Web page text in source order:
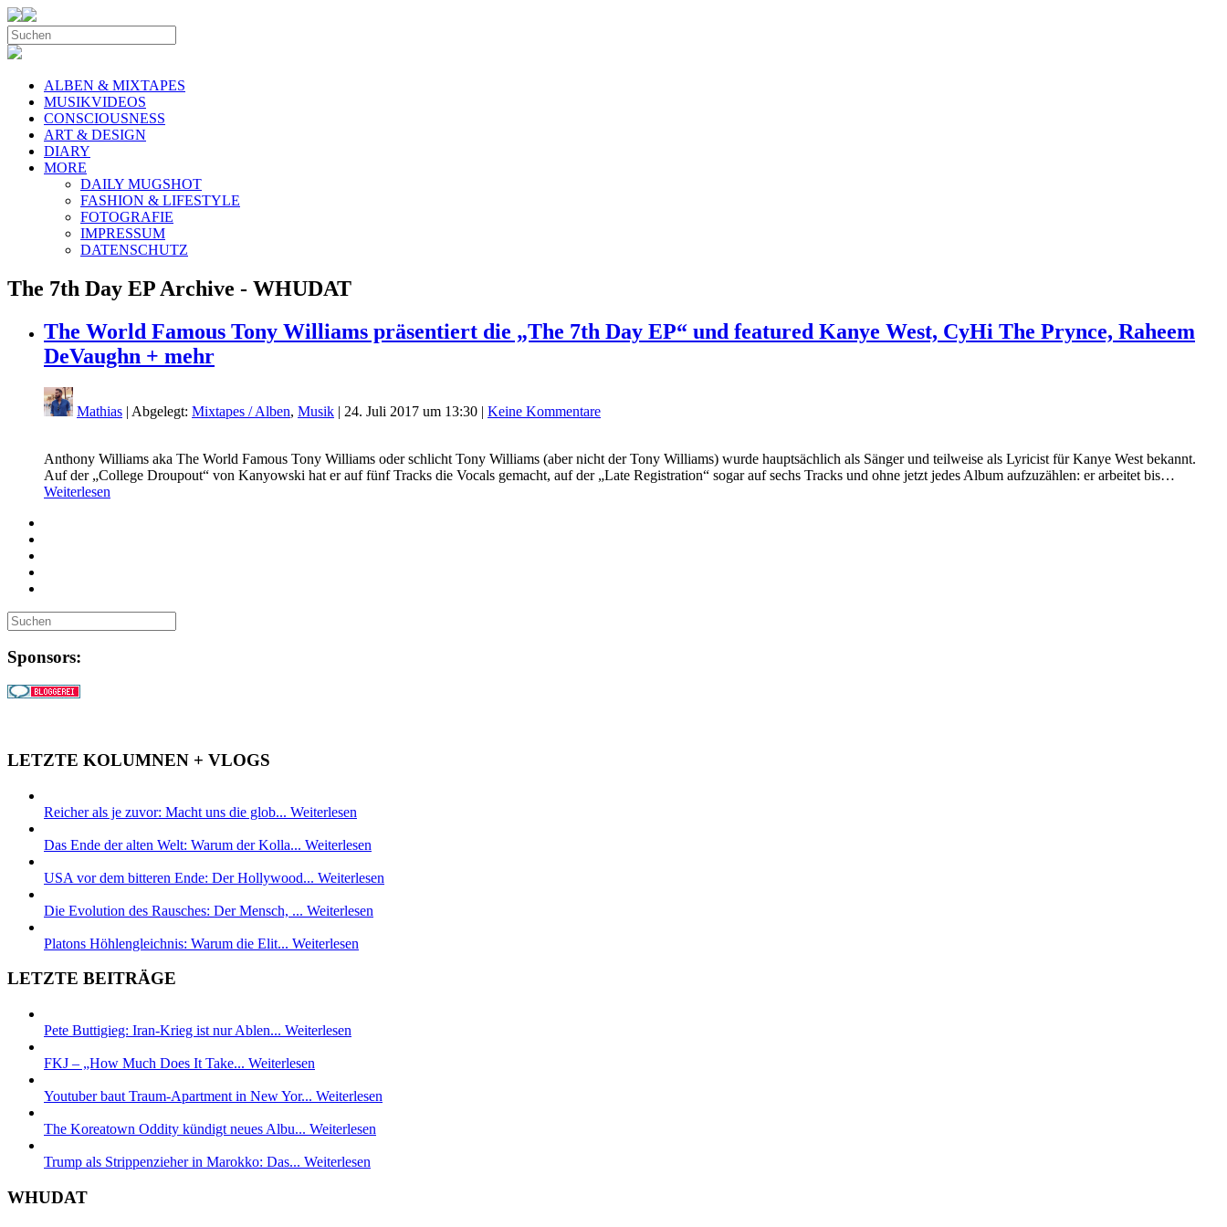
ALBEN & MIXTAPES
MUSIKVIDEOS
CONSCIOUSNESS
ART & DESIGN
DIARY
MORE
DAILY MUGSHOT
FASHION & LIFESTYLE
FOTOGRAFIE
IMPRESSUM
DATENSCHUTZ
The 7th Day EP Archive - WHUDAT
The World Famous Tony Williams präsentiert die „The 7th Day EP“ und featured Kanye West, CyHi The Prynce, Raheem
DeVaughn + mehr
Mathias | Abgelegt: Mixtapes / Alben, Musik | 24. Juli 2017 um 13:30 | Keine Kommentare
Anthony Williams aka The World Famous Tony Williams oder schlicht Tony Williams (aber nicht der Tony Williams) wurde hauptsächlich als Sänger und teilweise als Lyricist für Kanye West bekannt.
Auf der „College Droupout“ von Kanyowski hat er auf fünf Tracks die Vocals gemacht, auf der „Late Registration“ sogar auf sechs Tracks und ohne jetzt jedes Album aufzuzählen: er arbeitet bis…
Weiterlesen
Sponsors:
LETZTE KOLUMNEN + VLOGS
Reicher als je zuvor: Macht uns die glob... Weiterlesen
Das Ende der alten Welt: Warum der Kolla... Weiterlesen
USA vor dem bitteren Ende: Der Hollywood... Weiterlesen
Die Evolution des Rausches: Der Mensch, ... Weiterlesen
Platons Höhlengleichnis: Warum die Elit... Weiterlesen
LETZTE BEITRÄGE
Pete Buttigieg: Iran-Krieg ist nur Ablen... Weiterlesen
FKJ – „How Much Does It Take... Weiterlesen
Youtuber baut Traum-Apartment in New Yor... Weiterlesen
The Koreatown Oddity kündigt neues Albu... Weiterlesen
Trump als Strippenzieher in Marokko: Das... Weiterlesen
WHUDAT